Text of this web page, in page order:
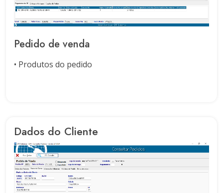
Pedido de venda
• Produtos do pedido
Dados do Cliente